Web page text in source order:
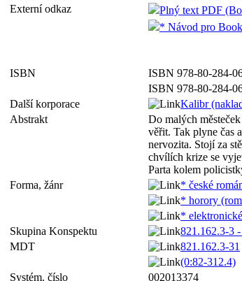
Externí odkaz
Plný text PDF
* Návod pro
ISBN
ISBN 978-80-284-
ISBN 978-80-284-
Další korporace
Kalibr
Abstrakt
Do malých
věřit. Tak plyne čas
nervozita. Stojí za
chvílích krize se
Parta kolem
Forma, žánr
* české
* horory
*
Skupina Konspektu
821.162.3-3
MDT
821.162.3-31
(0:82-312.4)
Systém. číslo
002013374